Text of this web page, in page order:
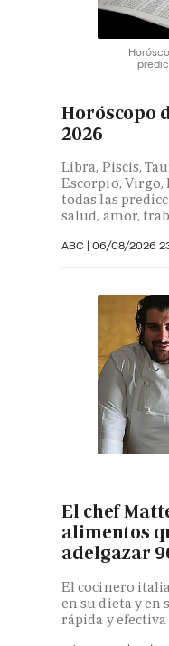
Horóscopo
2026
Libra, Piscis,
Escorpio, Virgo,
todas las
salud, amor,
ABC | 06/08/2026
El chef
alimentos
adelgazar
El cocinero
en su dieta y en
rápida y efectiva